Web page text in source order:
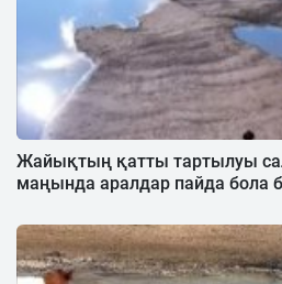
Жайықтың қатты тартылуы
маңында аралдар пайда бола